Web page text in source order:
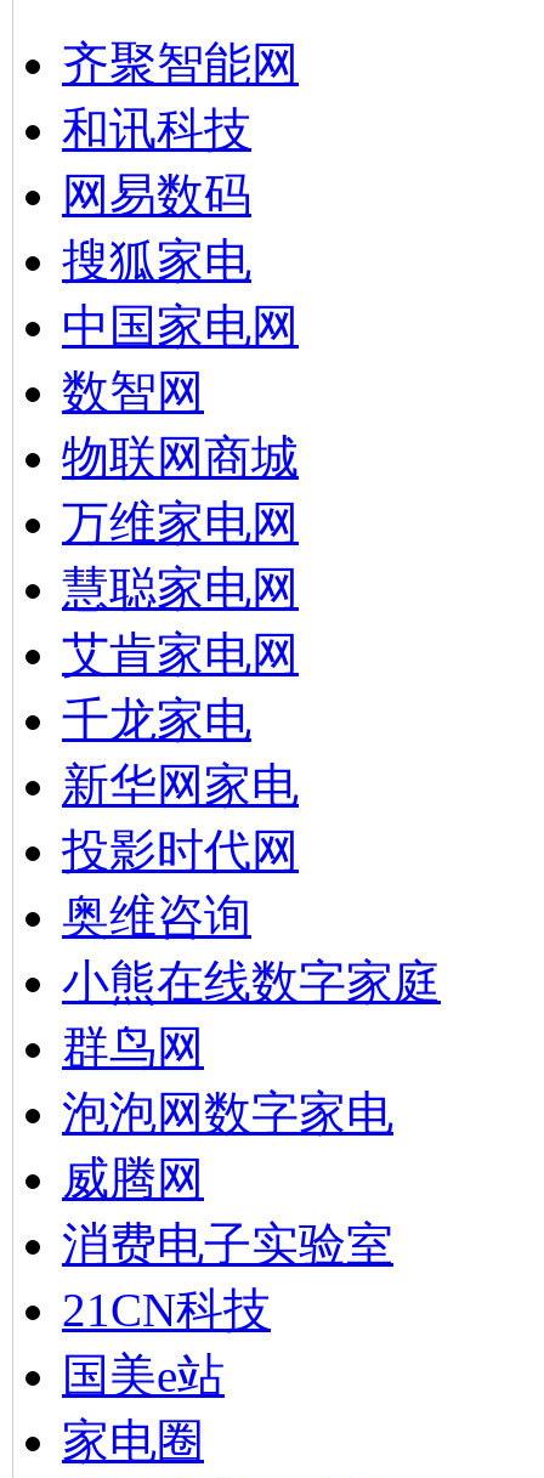
齐聚智能网
和讯科技
网易数码
搜狐家电
中国家电网
数智网
物联网商城
万维家电网
慧聪家电网
艾肯家电网
千龙家电
新华网家电
投影时代网
奥维咨询
小熊在线数字家庭
群鸟网
泡泡网数字家电
威腾网
消费电子实验室
21CN科技
国美e站
家电圈